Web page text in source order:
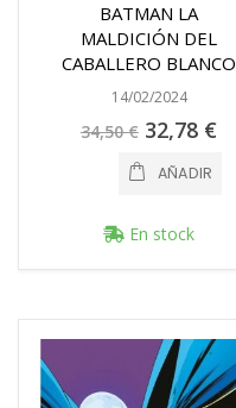
BATMAN LA
MALDICIÓN DEL
CABALLERO BLANCO
14/02/2024
34,50 € Precio
especial
32,78 €
AÑADIR
En stock